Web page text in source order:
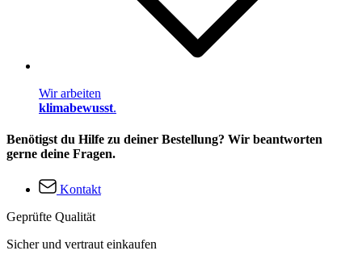
Wir arbeiten
klimabewusst.
Benötigst du Hilfe zu deiner Bestellung? Wir beantworten
gerne deine Fragen.
Kontakt
Geprüfte Qualität
Sicher und vertraut einkaufen